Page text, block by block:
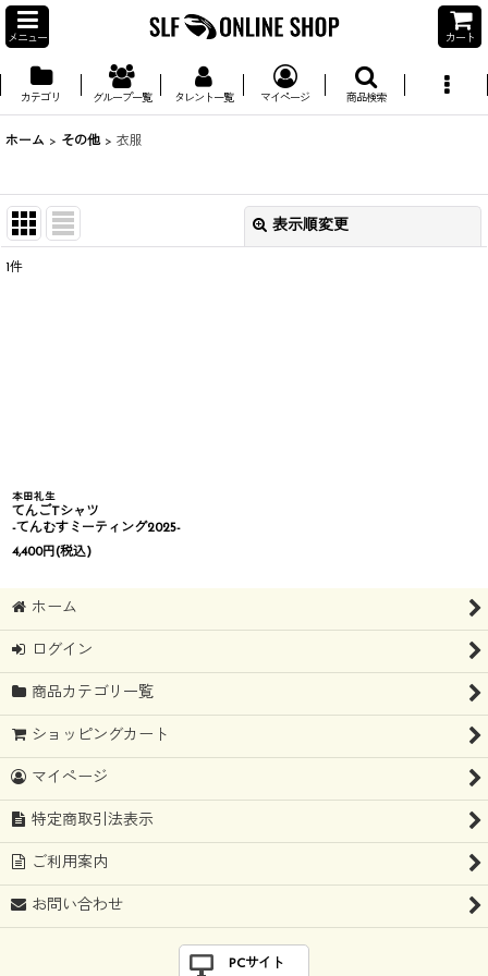
メニュー カート
カテゴリ グループ一覧 タレント一覧 マイページ 商品検索
ホーム > その他 > 衣服
表示順変更
1件
本田礼生
てんごTシャツ
-てんむすミーティング2025-
4,400円(税込)
ホーム
ログイン
商品カテゴリ一覧
ショッピングカート
マイページ
特定商取引法表示
ご利用案内
お問い合わせ
PCサイト